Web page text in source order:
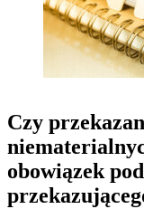
Czy
obowiązek